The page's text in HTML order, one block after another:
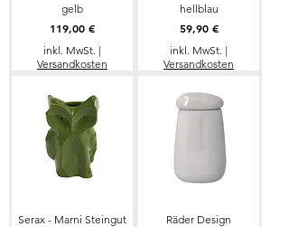
gelb
Preis
119,00 €
inkl. MwSt. |
Versandkosten
hellblau
Preis
59,90 €
inkl. MwSt. |
Versandkosten
Serax - Marni Steingut
Räder Design